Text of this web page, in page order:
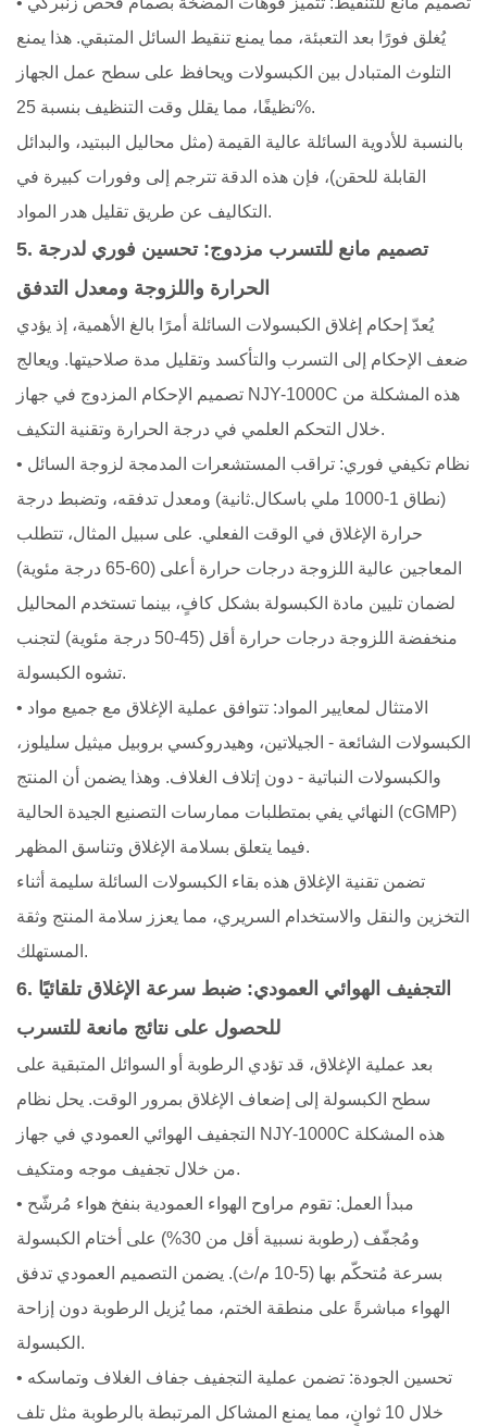
يُغلق فورًا بعد التعبئة، مما يمنع تنقيط السائل المتبقي. هذا يمنع
التلوث المتبادل بين الكبسولات ويحافظ على سطح عمل الجهاز
نظيفًا، مما يقلل وقت التنظيف بنسبة 25%.
بالنسبة للأدوية السائلة عالية القيمة (مثل محاليل الببتيد، والبدائل
القابلة للحقن)، فإن هذه الدقة تترجم إلى وفورات كبيرة في
التكاليف عن طريق تقليل هدر المواد.
5. تصميم مانع للتسرب مزدوج: تحسين فوري لدرجة
الحرارة واللزوجة ومعدل التدفق
يُعدّ إحكام إغلاق الكبسولات السائلة أمرًا بالغ الأهمية، إذ يؤدي
ضعف الإحكام إلى التسرب والتأكسد وتقليل مدة صلاحيتها. ويعالج
تصميم الإحكام المزدوج في جهاز NJY-1000C هذه المشكلة من
خلال التحكم العلمي في درجة الحرارة وتقنية التكيف.
• نظام تكيفي فوري: تراقب المستشعرات المدمجة لزوجة السائل
(نطاق 1-1000 ملي باسكال.ثانية) ومعدل تدفقه، وتضبط درجة
حرارة الإغلاق في الوقت الفعلي. على سبيل المثال، تتطلب
المعاجين عالية اللزوجة درجات حرارة أعلى (60-65 درجة مئوية)
لضمان تليين مادة الكبسولة بشكل كافٍ، بينما تستخدم المحاليل
منخفضة اللزوجة درجات حرارة أقل (45-50 درجة مئوية) لتجنب
تشوه الكبسولة.
• الامتثال لمعايير المواد: تتوافق عملية الإغلاق مع جميع مواد
الكبسولات الشائعة - الجيلاتين، وهيدروكسي بروبيل ميثيل سليلوز،
والكبسولات النباتية - دون إتلاف الغلاف. وهذا يضمن أن المنتج
النهائي يفي بمتطلبات ممارسات التصنيع الجيدة الحالية (cGMP)
فيما يتعلق بسلامة الإغلاق وتناسق المظهر.
تضمن تقنية الإغلاق هذه بقاء الكبسولات السائلة سليمة أثناء
التخزين والنقل والاستخدام السريري، مما يعزز سلامة المنتج وثقة
المستهلك.
6. التجفيف الهوائي العمودي: ضبط سرعة الإغلاق تلقائيًا
للحصول على نتائج مانعة للتسرب
بعد عملية الإغلاق، قد تؤدي الرطوبة أو السوائل المتبقية على
سطح الكبسولة إلى إضعاف الإغلاق بمرور الوقت. يحل نظام
التجفيف الهوائي العمودي في جهاز NJY-1000C هذه المشكلة
من خلال تجفيف موجه ومتكيف.
• مبدأ العمل: تقوم مراوح الهواء العمودية بنفخ هواء مُرشّح
ومُجفّف (رطوبة نسبية أقل من 30%) على أختام الكبسولة
بسرعة مُتحكّم بها (5-10 م/ث). يضمن التصميم العمودي تدفق
الهواء مباشرةً على منطقة الختم، مما يُزيل الرطوبة دون إزاحة
الكبسولة.
• تحسين الجودة: تضمن عملية التجفيف جفاف الغلاف وتماسكه
خلال 10 ثوانٍ، مما يمنع المشاكل المرتبطة بالرطوبة مثل تلف